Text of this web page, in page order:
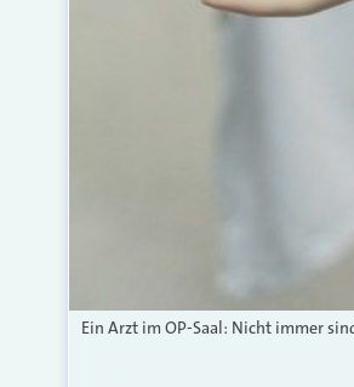
Ein Arzt im OP-Saal: Nicht immer